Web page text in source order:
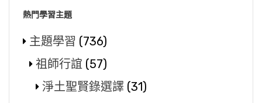
熱門學習主題
主題學習 (736)
祖師行誼 (57)
淨土聖賢錄選譯 (31)